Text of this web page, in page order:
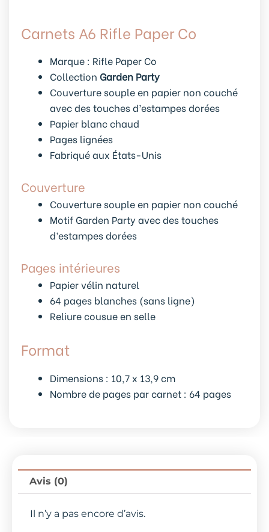
Carnets A6 Rifle Paper Co
Marque : Rifle Paper Co
Collection Garden Party
Couverture souple en papier non couché
avec des touches d’estampes dorées
Papier blanc chaud
Pages lignées
Fabriqué aux États-Unis
Couverture
Couverture souple en papier non couché
Motif Garden Party avec des touches
d’estampes dorées
Pages intérieures
Papier vélin naturel
64 pages blanches (sans ligne)
Reliure cousue en selle
Format
Dimensions : 10,7 x 13,9 cm
Nombre de pages par carnet : 64 pages
Avis (0)
Il n’y a pas encore d’avis.